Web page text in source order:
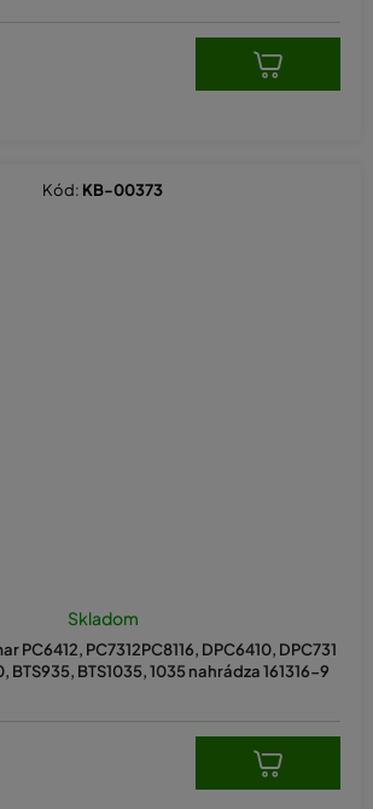
PC6412, PC7312PC8116, DPC6410, DPC731
BTS935, BTS1035, 1035 nahrádza 161316-9
Skladom
Kód: KB-00373